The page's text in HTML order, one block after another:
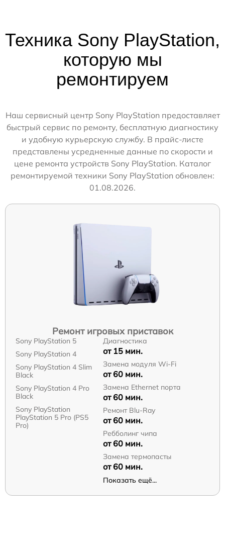
Техника Sony PlayStation,
которую мы
ремонтируем
Наш сервисный центр Sony PlayStation предоставляет
быстрый сервис по ремонту, бесплатную диагностику
и удобную курьерскую службу. В прайс-листе
представлены усредненные данные по скорости и
цене ремонта устройств Sony PlayStation. Каталог
ремонтируемой техники Sony PlayStation обновлен:
01.08.2026.
Ремонт игровых приставок
Sony PlayStation 5
Sony PlayStation 4
Sony PlayStation 4 Slim
Black
Sony PlayStation 4 Pro
Black
Sony PlayStation
PlayStation 5 Pro (PS5
Pro)
Диагностика
от 15 мин.
Замена модуля Wi-Fi
от 60 мин.
Замена Ethernet порта
от 60 мин.
Ремонт Blu-Ray
от 60 мин.
Ребболинг чипа
от 60 мин.
Замена термопасты
от 60 мин.
Показать ещё...